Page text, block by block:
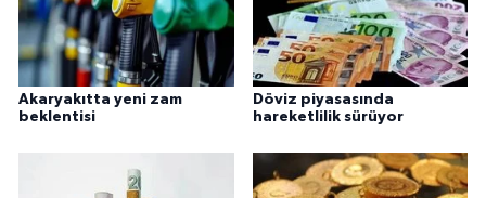
Akaryakıtta yeni zam
beklentisi
Döviz piyasasında
hareketlilik sürüyor